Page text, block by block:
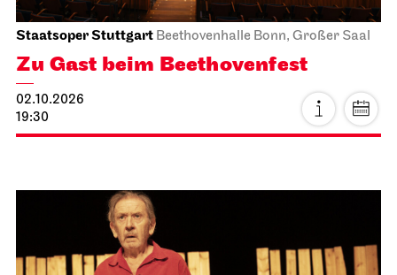
Staatsoper Stuttgart Beethovenhalle Bonn, Großer Saal
Zu Gast beim Beethovenfest
02.10.2026
19:30